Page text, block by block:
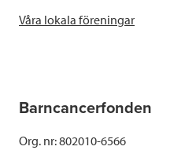
Våra lokala föreningar
Barncancerfonden
Org. nr: 802010-6566